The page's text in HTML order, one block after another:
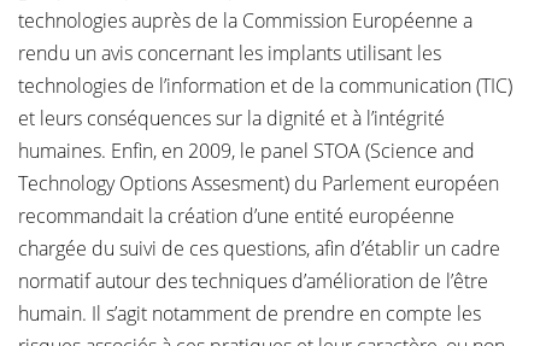
technologies auprès de la Commission Européenne a
rendu un avis concernant les implants utilisant les
technologies de l’information et de la communication (TIC)
et leurs conséquences sur la dignité et à l’intégrité
humaines. Enfin, en 2009, le panel STOA (Science and
Technology Options Assesment) du Parlement européen
recommandait la création d’une entité européenne
chargée du suivi de ces questions, afin d’établir un cadre
normatif autour des techniques d’amélioration de l’être
humain. Il s’agit notamment de prendre en compte les